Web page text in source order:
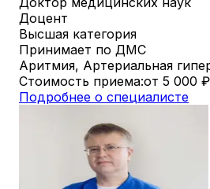
Доцент
Высшая категория
Принимает по ДМС
Аритмия, Артериальная
Стоимость приема:от 5 000 ₽
Подробнее о специалисте